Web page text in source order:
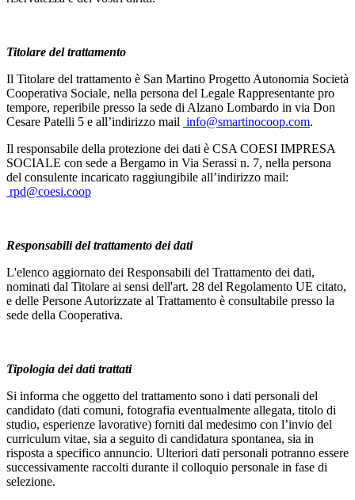
Titolare del trattamento
Il Titolare del trattamento è San Martino Progetto Autonomia Società
Cooperativa Sociale, nella persona del Legale Rappresentante pro
tempore, reperibile presso la sede di Alzano Lombardo in via Don
Cesare Patelli 5 e all’indirizzo mail info@smartinocoop.com.
Il responsabile della protezione dei dati è CSA COESI IMPRESA
SOCIALE con sede a Bergamo in Via Serassi n. 7, nella persona
del consulente incaricato raggiungibile all’indirizzo mail:
rpd@coesi.coop
Responsabili del trattamento dei dati
L'elenco aggiornato dei Responsabili del Trattamento dei dati,
nominati dal Titolare ai sensi dell'art. 28 del Regolamento UE citato,
e delle Persone Autorizzate al Trattamento è consultabile presso la
sede della Cooperativa.
Tipologia dei dati trattati
Si informa che oggetto del trattamento sono i dati personali del
candidato (dati comuni, fotografia eventualmente allegata, titolo di
studio, esperienze lavorative) forniti dal medesimo con l’invio del
curriculum vitae, sia a seguito di candidatura spontanea, sia in
risposta a specifico annuncio. Ulteriori dati personali potranno essere
successivamente raccolti durante il colloquio personale in fase di
selezione.